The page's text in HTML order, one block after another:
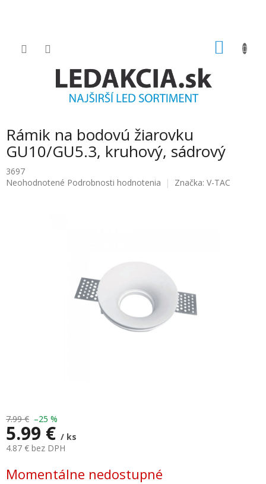
Rámik na bodovú žiarovku
GU10/GU5.3, kruhový, sádrový
3697
Priemerné
Neohodnotené Podrobnosti hodnotenia Značka: V-TAC
7.99 € –25 %
5.99 € / ks
4.87 € bez DPH
cena:
Momentálne nedostupné